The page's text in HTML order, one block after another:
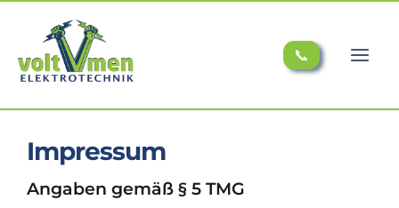
📞
Impressum
Angaben gemäß § 5 TMG